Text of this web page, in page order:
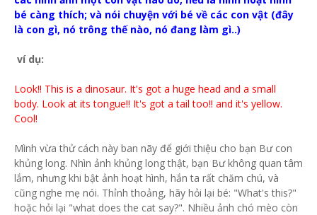
bé càng thích; và nói chuyện với bé về các con vật (đây
là con gì, nó trông thế nào, nó đang làm gì..)
ví dụ:
Look!! This is a dinosaur. It's got a huge head and a small
body. Look at its tongue!! It's got a tail too!! and it's yellow.
Cool!
Mình vừa thử cách này ban nãy để giới thiệu cho bạn Bư con
khủng long. Nhìn ảnh khủng long thật, bạn Bư không quan tâm
lắm, nhưng khi bật ảnh hoạt hình, hắn ta rất chăm chú, và
cũng nghe mẹ nói. Thỉnh thoảng, hãy hỏi lại bé: "What's this?"
hoặc hỏi lại "what does the cat say?". Nhiều ảnh chó mèo còn